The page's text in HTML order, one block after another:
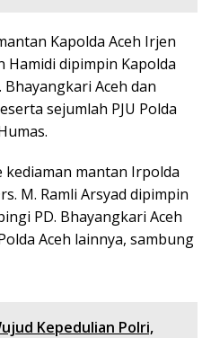
Kapolda Aceh Irjen
Hamidi dipimpin Kapolda
Bhayangkari Aceh dan
sejumlah PJU Polda
mantan Irpolda
M. Ramli Arsyad dipimpin
PD. Bhayangkari Aceh
Aceh lainnya, sambung
Kepedulian Polri,